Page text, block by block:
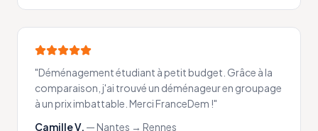
"Déménagement étudiant à petit budget. Grâce à la
comparaison, j'ai trouvé un déménageur en groupage
à un prix imbattable. Merci FranceDem !"
Camille V. —Nantes → Rennes